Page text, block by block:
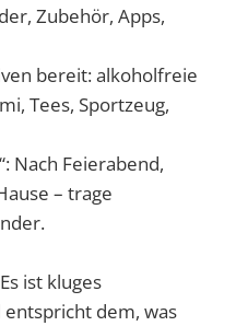
Zubehör, Apps,
bereit: alkoholfreie
Tees, Sportzeug,
Nach Feierabend,
– trage
ist kluges
dem, was